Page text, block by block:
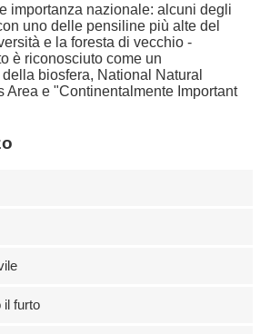
importanza nazionale: alcuni degli
uno delle pensiline più alte del
e la foresta di vecchio -
è riconosciuto come un
biosfera, National Natural
Area e "Continentalmente Important
il furto